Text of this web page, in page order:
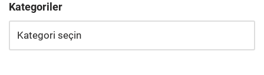
Kategoriler